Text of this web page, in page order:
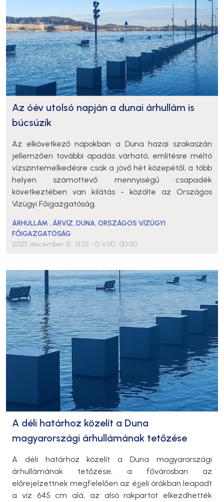
Az óév utolsó napján a dunai árhullám is
búcsúzik
Az elkövetkező napokban a Duna hazai szakaszán
jellemzően további apadás várható, említésre méltó
vízszintemelkedésre csak a jövő hét közepétől, a több
helyen számottevő mennyiségű csapadék
következtében van kilátás - közölte az Országos
Vízügyi Főigazgatóság.
ÁRHULLÁM ,ÁRVÍZ,DUNA,ORSZÁGOS VÍZÜGYI
FŐIGAZGATÓSÁG
2023. december 31., 13:25 - 0. x 00., 00:00
A déli határhoz közelít a Duna
magyarországi árhullámának tetőzése
A déli határhoz közelít a Duna magyarországi
árhullámának tetőzése, a fővárosban az
előrejelzettnek megfelelően az éjjeli órákban leapadt
a víz 645 cm alá, az alsó rakpartot elkezdhették